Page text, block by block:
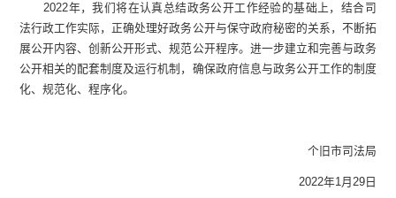
2022年，我们将在认真总结政务公开工作经验的基础上，结合司
法行政工作实际，正确处理好政务公开与保守政府秘密的关系，不断拓
展公开内容、创新公开形式、规范公开程序。进一步建立和完善与政务
公开相关的配套制度及运行机制，确保政府信息与政务公开工作的制度
化、规范化、程序化。
个旧市司法局
2022年1月29日